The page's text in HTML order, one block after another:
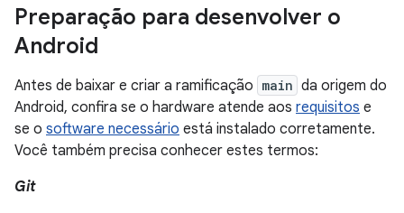
Preparação para desenvolver o
Android
Antes de baixar e criar a ramificação main da origem do
Android, confira se o hardware atende aos requisitos e
se o software necessário está instalado corretamente.
Você também precisa conhecer estes termos:
Git